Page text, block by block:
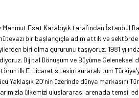
Esat Karabıyık tarafından İstanbul
bir başlangıçla adım attık ve
biri olma gururunu taşıyoruz. 1981 yılında
Dijital Dönüşüm ve Büyüme Geleneksel
ilk E-ticaret sitesini kurarak tüm
Yaklaşık 20'nin üzerinde dünya markasını
ülkemizi uluslararası arenada temsil